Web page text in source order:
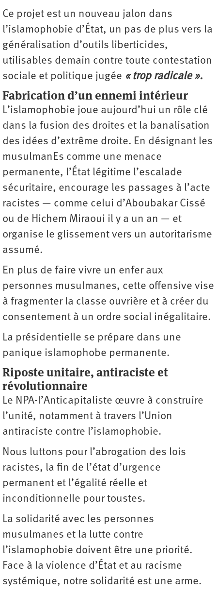
Ce projet est un nouveau jalon dans
l’islamophobie d’État, un pas de plus vers la
généralisation d’outils liberticides,
utilisables demain contre toute contestation
sociale et politique jugée « trop radicale ».
Fabrication d’un ennemi intérieur
L’islamophobie joue aujourd’hui un rôle clé
dans la fusion des droites et la banalisation
des idées d’extrême droite. En désignant les
musulmanEs comme une menace
permanente, l’État légitime l’escalade
sécuritaire, encourage les passages à l’acte
racistes — comme celui d’Aboubakar Cissé
ou de Hichem Miraoui il y a un an — et
organise le glissement vers un autoritarisme
assumé.
En plus de faire vivre un enfer aux
personnes musulmanes, cette offensive vise
à fragmenter la classe ouvrière et à créer du
consentement à un ordre social inégalitaire.
La présidentielle se prépare dans une
panique islamophobe permanente.
Riposte unitaire, antiraciste et
révolutionnaire
Le NPA-l’Anticapitaliste œuvre à construire
l’unité, notamment à travers l’Union
antiraciste contre l’islamophobie.
Nous luttons pour l’abrogation des lois
racistes, la fin de l’état d’urgence
permanent et l’égalité réelle et
inconditionnelle pour toustes.
La solidarité avec les personnes
musulmanes et la lutte contre
l’islamophobie doivent être une priorité.
Face à la violence d’État et au racisme
systémique, notre solidarité est une arme.